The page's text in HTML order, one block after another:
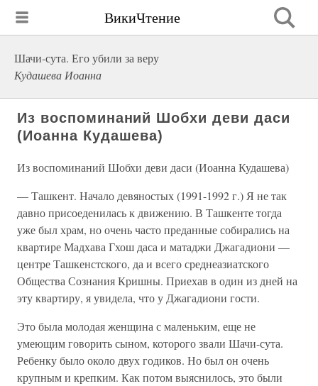
ВикиЧтение
Шачи-сута. Его убили за веру
Кудашева Иоанна
Из воспоминаний Шобхи деви даси
(Иоанна Кудашева)
Из воспоминаний Шобхи деви даси (Иоанна Кудашева)
— Ташкент. Начало девяностых (1991-1992 г.) Я не так
давно присоеденилась к движению. В Ташкенте тогда
уже был храм, но очень часто преданные собирались на
квартире Мадхава Гхош даса и матаджи Джагадиони —
центре Ташкенстского, да и всего среднеазиатского
Общества Сознания Кришны. Приехав в один из дней на
эту квартиру, я увидела, что у Джагадиони гости.
Это была молодая женщина с маленьким, еще не
умеющим говорить сыном, которого звали Шачи-сута.
Ребенку было около двух годиков. Но был он очень
крупным и крепким. Как потом выяснилось, это были